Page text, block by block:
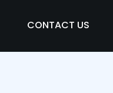
CONTACT US